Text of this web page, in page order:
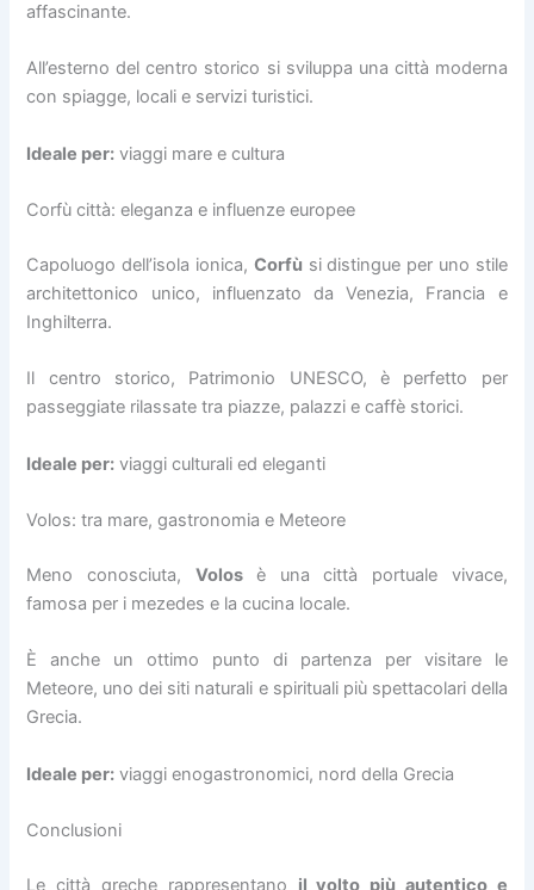
affascinante.
All’esterno del centro storico si sviluppa una città moderna
con spiagge, locali e servizi turistici.
Ideale per: viaggi mare e cultura
Corfù città: eleganza e influenze europee
Capoluogo dell’isola ionica, Corfù si distingue per uno stile
architettonico unico, influenzato da Venezia, Francia e
Inghilterra.
Il centro storico, Patrimonio UNESCO, è perfetto per
passeggiate rilassate tra piazze, palazzi e caffè storici.
Ideale per: viaggi culturali ed eleganti
Volos: tra mare, gastronomia e Meteore
Meno conosciuta, Volosè una città portuale vivace,
famosa per i mezedes e la cucina locale.
È anche un ottimo punto di partenza per visitare le
Meteore, uno dei siti naturali e spirituali più spettacolari della
Grecia.
Ideale per: viaggi enogastronomici, nord della Grecia
Conclusioni
Le città greche rappresentano il volto più autentico e